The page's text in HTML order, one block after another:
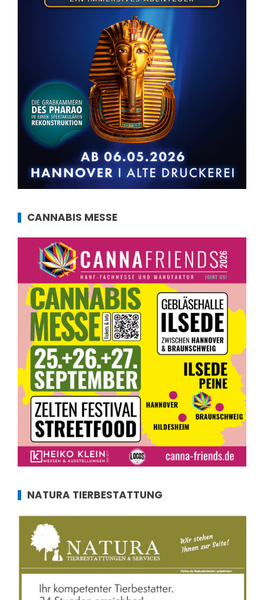
CANNABIS MESSE
NATURA TIERBESTATTUNG